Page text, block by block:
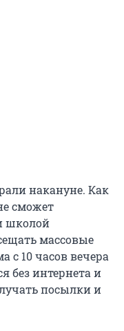
накануне. Как
сможет
школой
массовые
с 10 часов вечера
без интернета и
посылки и